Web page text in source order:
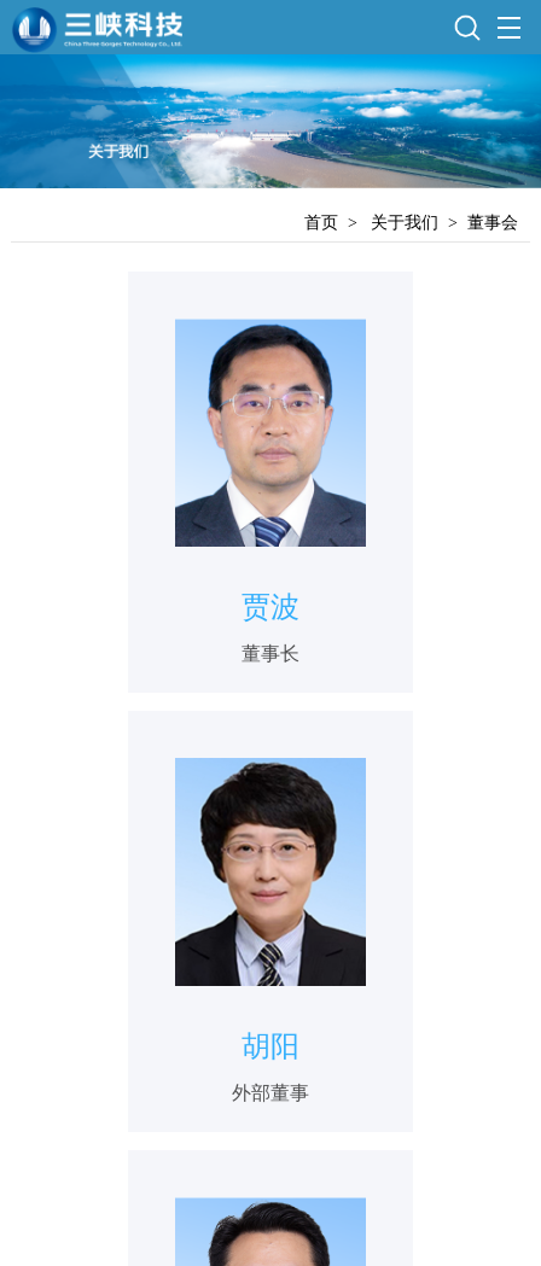
首页 > 关于我们 >董事会
贾波
董事长
胡阳
外部董事